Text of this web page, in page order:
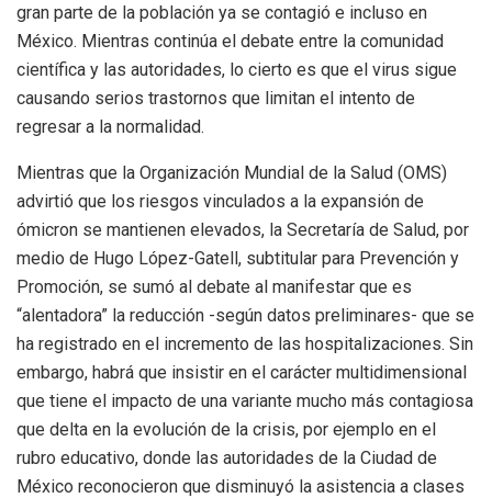
gran parte de la población ya se contagió e incluso en
México. Mientras continúa el debate entre la comunidad
científica y las autoridades, lo cierto es que el virus sigue
causando serios trastornos que limitan el intento de
regresar a la normalidad.
Mientras que la Organización Mundial de la Salud (OMS)
advirtió que los riesgos vinculados a la expansión de
ómicron se mantienen elevados, la Secretaría de Salud, por
medio de Hugo López-Gatell, subtitular para Prevención y
Promoción, se sumó al debate al manifestar que es
“alentadora” la reducción -según datos preliminares- que se
ha registrado en el incremento de las hospitalizaciones. Sin
embargo, habrá que insistir en el carácter multidimensional
que tiene el impacto de una variante mucho más contagiosa
que delta en la evolución de la crisis, por ejemplo en el
rubro educativo, donde las autoridades de la Ciudad de
México reconocieron que disminuyó la asistencia a clases